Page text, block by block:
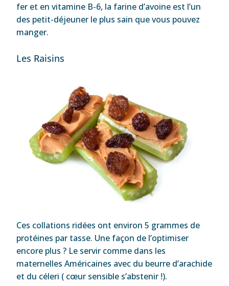
fer et en vitamine B-6, la farine d’avoine est l’un
des petit-déjeuner le plus sain que vous pouvez
manger.
Les Raisins
Ces collations ridées ont environ 5 grammes de
protéines par tasse. Une façon de l’optimiser
encore plus ? Le servir comme dans les
maternelles Américaines avec du beurre d’arachide
et du céleri ( cœur sensible s’abstenir !).